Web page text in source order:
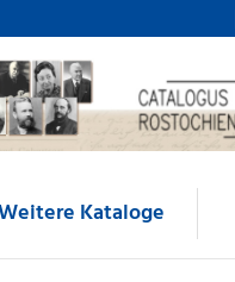
Kataloge